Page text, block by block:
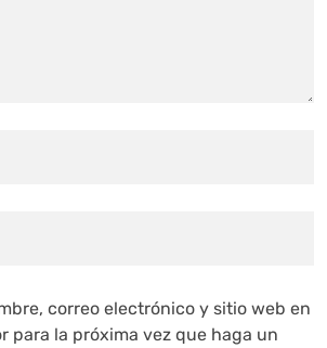
correo electrónico y sitio web en
para la próxima vez que haga un